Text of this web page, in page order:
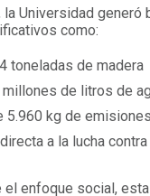
Universidad generó
como:
toneladas de madera
de litros de
5.960 kg de
a la lucha
enfoque social,